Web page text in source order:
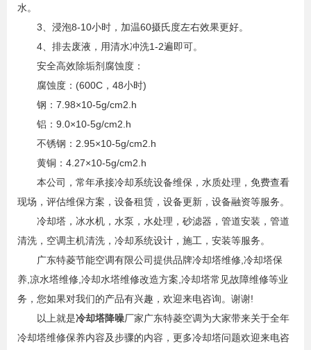
水。
3、浸泡8-10小时，加温60摄氏度左右效果更好。
4、排去废液，用清水冲洗1-2遍即可。
安全高效除垢剂腐蚀度：
腐蚀度：(600C，48小时)
钢：7.98×10-5g/cm2.h
铝：9.0×10-5g/cm2.h
不锈钢：2.95×10-5g/cm2.h
黄铜：4.27×10-5g/cm2.h
本公司，常年承接冷却系统设备维保，水质处理，免费查看
现场，评估维保方案，设备租赁，设备更新，设备融资等服务。
冷却塔，冰水机，水泵，水处理，砂滤器，管道安装，管道
清洗，空调主机清洗，冷却系统设计，施工，安装等服务。
广东特菱节能空调有限公司提供品牌冷却塔维修,冷却塔保
养,凉水塔维修,冷却水塔维修改造方案,冷却塔常见故障维修等业
务，您如果对我们的产品有兴趣，欢迎来电咨询。谢谢!
以上就是冷却塔降噪厂家广东特菱空调为大家带来关于全年
冷却塔维修保养内容及步骤的内容，更多冷却塔问题欢迎来电咨